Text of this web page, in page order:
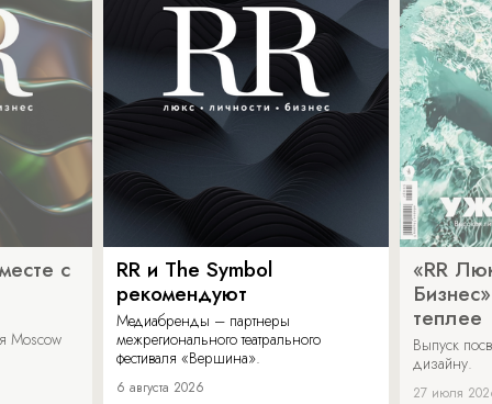
с
Moscow
RR и The Symbol
рекомендуют
Медиабренды – партнеры
межрегионального театрального
фестиваля «Вершина».
6 августа 2026
«RR
теплее
Выпуск
дизайну.
27 июля